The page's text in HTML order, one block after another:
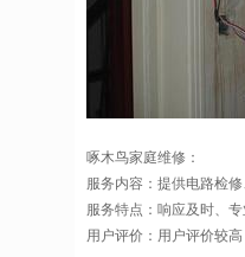
啄木鸟家庭维修：
服务内容：提供电路检
服务特点：响应及时、专
用户评价：用户评价较